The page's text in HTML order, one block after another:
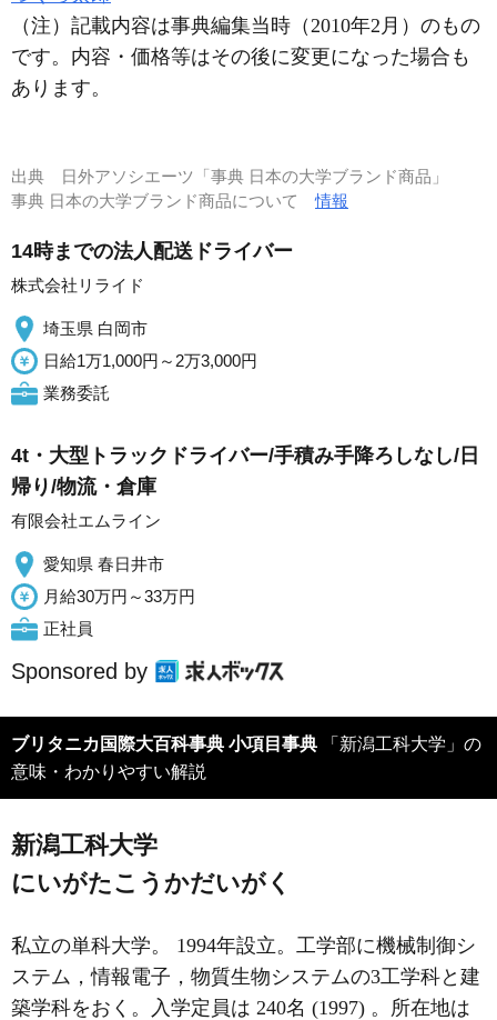
（注）記載内容は事典編集当時（2010年2月）のもの
です。内容・価格等はその後に変更になった場合も
あります。
出典
日外アソシエーツ「事典 日本の大学ブランド商品」
事典 日本の大学ブランド商品について情報
14時までの法人配送ドライバー
株式会社リライド
埼玉県 白岡市
日給1万1,000円～2万3,000円
業務委託
4t・大型トラックドライバー/手積み手降ろしなし/日
帰り/物流・倉庫
有限会社エムライン
愛知県 春日井市
月給30万円～33万円
正社員
Sponsored by
ブリタニカ国際大百科事典 小項目事典 「新潟工科大学」の
意味・わかりやすい解説
新潟工科大学
にいがたこうかだいがく
私立の単科大学。 1994年設立。工学部に機械制御シ
ステム，情報電子，物質生物システムの3工学科と建
築学科をおく。入学定員は 240名 (1997) 。所在地は